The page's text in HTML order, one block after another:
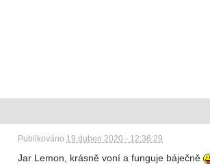
Publikováno 19 duben 2020 - 12:36:29
Jar Lemon, krásně voní a funguje báječně